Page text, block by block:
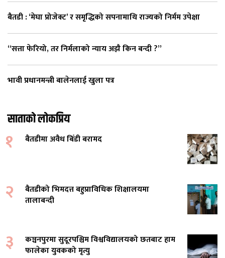
बैतडी : ‘मेघा प्रोजेक्ट’ र समृद्धिको सपनामाथि राज्यको निर्मम उपेक्षा
“सत्ता फेरियो, तर निर्मलाको न्याय अझै किन बन्दी ?”
भावी प्रधानमन्त्री बालेनलाई खुला पत्र
साताको लोकप्रिय
१ बैतडीमा अवैध बिँडी बरामद
२
बैतडीको भिमदत्त बहुप्राविधिक शिक्षालयमा
तालाबन्दी
३
कञ्चनपुरमा सुदूरपश्चिम विश्वविद्यालयको छतबाट हाम
फालेका युवकको मृत्यु